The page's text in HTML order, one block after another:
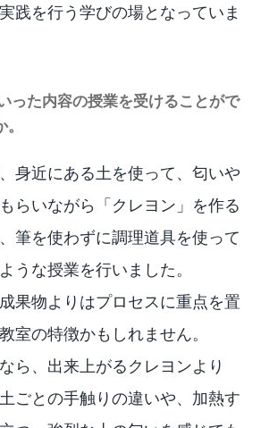
践を行う学びの場となっていま
った内容の授業を受けることがで
身近にある土を使って、匂いや
らいながら「クレヨン」を作る
筆を使わずに調理道具を使って
うな授業を行いました。
果物よりはプロセスに重点を置
室の特徴かもしれません。
ら、出来上がるクレヨンより
ごとの手触りの違いや、加熱す